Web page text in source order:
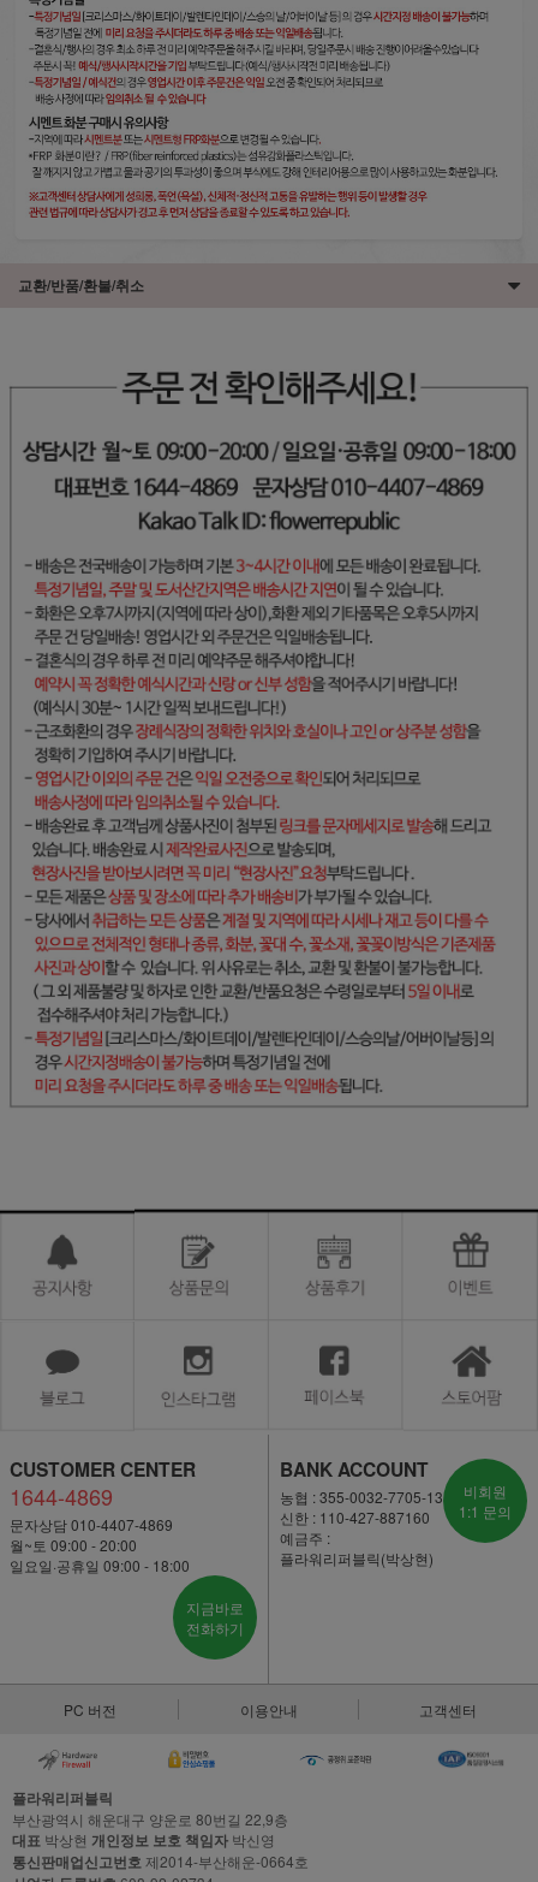
교환/반품/환불/취소
CUSTOMER CENTER
1644-4869
문자상담 010-4407-4869
월~토 09:00 - 20:00
일요일·공휴일 09:00 - 18:00
지금바로
전화하기
BANK ACCOUNT
농협 : 355-0032-7705-13
신한 : 110-427-887160
예금주 :
플라워리퍼블릭(박상현)
비회원
1:1 문의
PC 버전 이용안내 고객센터
플라워리퍼블릭
부산광역시 해운대구 양운로 80번길 22,9층
대표 박상현 개인정보 보호 책임자 박신영
통신판매업신고번호제2014-부산해운-0664호